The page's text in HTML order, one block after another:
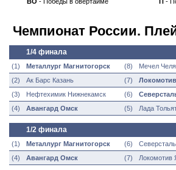
Чемпионат России.
1/4 финала
(1) Металлург Магнитогорск (8) Мечел
(2)
Ак Барс Казань (7)
(3)
Нефтехимик Нижнекамск (6)
(4)
Авангард Омск (5) Лада
1/2 финала
(1) Металлург Магнитогорск (6)
(4)
Авангард Омск (7) Локомотив